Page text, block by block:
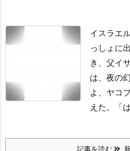
イスラエ
っしょに
き、父イ
は、夜の
よ、ヤコ
えた。「
記事を読む